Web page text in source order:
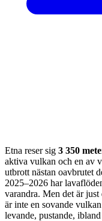
Etna reser sig 3 350
aktiva vulkan och en av
utbrott nästan oavbrutet
2025–2026 har
varandra. Men det är just
är inte en sovande
levande, pustande,